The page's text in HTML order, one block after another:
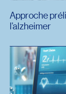
Approche
l’alzheimer